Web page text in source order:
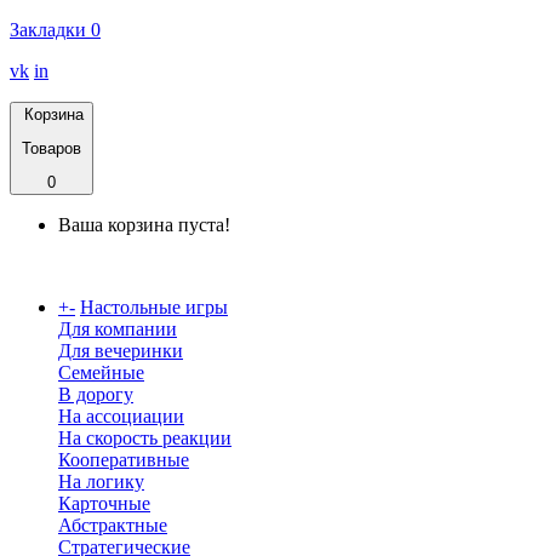
Закладки 0
vk in
Корзина
Товаров
0
Ваша корзина пуста!
+- Настольные игры
Для компании
Для вечеринки
Семейные
В дорогу
На ассоциации
На скорость реакции
Кооперативные
На логику
Карточные
Абстрактные
Стратегические